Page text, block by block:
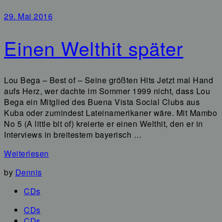
29. Mai 2016
Einen Welthit später
Lou Bega – Best of – Seine größten Hits Jetzt mal Hand
aufs Herz, wer dachte im Sommer 1999 nicht, dass Lou
Bega ein Mitglied des Buena Vista Social Clubs aus
Kuba oder zumindest Lateinamerikaner wäre. Mit Mambo
No 5 (A little bit of) kreierte er einen Welthit, den er in
Interviews in breitestem bayerisch …
Weiterlesen
by Dennis
CDs
CDs